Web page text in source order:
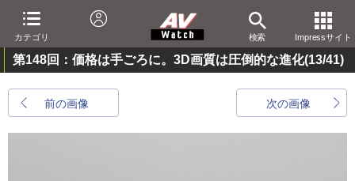
カテゴリ 検索 Impressサイト
第148回：価格は手ごろに。3D画質は圧倒的な進化(13/41)
前の画像 次の画像